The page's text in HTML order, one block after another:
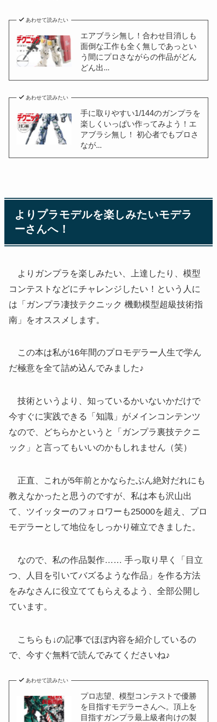
あわせて読みたい
エアブラシ無し！合わせ目消しも
面倒な工作も全く無しであっとい
う間にプロさながらの作品がどん
どん出...
あわせて読みたい
手に取りやすい1/144のガンプラを
楽しくいっぱい作ってみよう！エ
アブラシ無し！ 初心者でもプロさ
なが...
よりプラモデルを楽しみたいモデラ
ーさんへ！
よりガンプラを楽しみたい、上達したり、模型
コンテストなどにチャレンジしたい！という人に
は「ガンプラ凄技テクニック 機動模型超級技術指
南」をオススメします。
この本は私が16年間のプロモデラー人生で学ん
だ極意を全て詰め込んでみました♪
技術というより、知っているかいないかだけで
今すぐに実践できる「知識」がメインコンテンツ
なので、どちらかというと「ガンプラ裏技テクニ
ック」と言ってもいいのかもしれません（笑）
正直、これが5年前とかならたぶん絶対だれにも
教えなかったと思うのですが、私は本も沢山出
て、ツイッターのフォロワーも25000を超え、プロ
モデラーとして地位をしっかり確立できました。
なので、私の作品製作…… 手っ取り早く「目立
つ、人目を引いてバズるような作品」を作る方法
をみなさんに役立ててもらえるよう、全部公開し
ています。
こちらも↓の記事でほぼ内容を紹介しているの
で、今すぐ無料で読んでみてくださいね♪
あわせて読みたい
プロ志望、模型コンテストで優勝
を目指すモデラーさんへ。頂上を
目指すガンプラ最上級者向けの製